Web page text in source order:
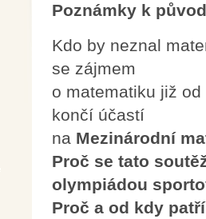
Poznámky k
Kdo by neznal
se zájmem
o matematiku již
končí účastí
na Mezinárodní
Proč se tato
olympiádou
Proč a od kdy